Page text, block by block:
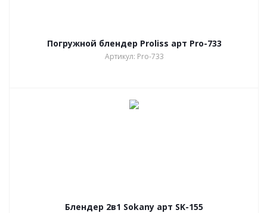
Погружной блендер Proliss арт Pro-733
Артикул: Pro-733
Блендер 2в1 Sokany арт SK-155